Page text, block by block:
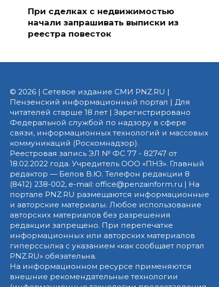
При сделках с недвижимостью
начали запрашивать выписки из
реестра повесток
© 2026 | Сетевое издание СМИ PNZ.RU |
Пензенский информационный портал | Для
читателей старше 18 лет | Зарегистрировано
Федеральной службой по надзору в сфере
связи, информационных технологий и массовых
коммуникаций (Роскомнадзор).
Реестровая запись ЭЛ № ФС 77 - 82747 от
18.02.2022 года. Учредитель ООО «ПНЗ». Главный
редактор — Белов В.Ю. Телефон редакции 8
(8412) 238-002, e-mail: office@penzainform.ru | На
портале PNZ.RU размещаются информационные
и авторские материалы. Любое использование
авторских материалов без разрешения
редакции запрещено. При перепечатке
информационных или авторских материалов
гиперссылка с указанием «как сообщает портал
PNZ.RU» обязательна.
На информационном ресурсе применяются
внешние рекомендательные технологии